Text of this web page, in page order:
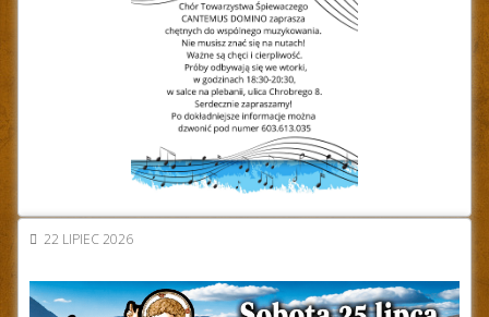
22 LIPIEC 2026